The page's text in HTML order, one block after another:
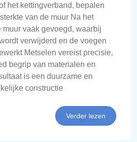
het kettingverband, bepalen
van de muur Na het
muur vaak gevoegd, waarbij
verwijderd en de voegen
Metselen vereist precisie,
begrip van materialen en
is een duurzame en
constructie
Verder lezen